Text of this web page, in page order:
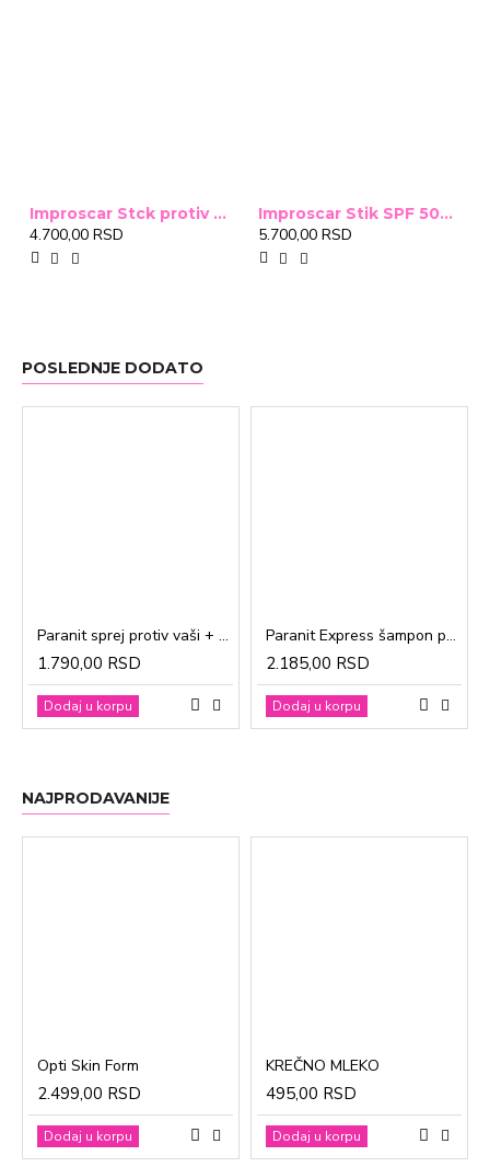
Improscar Stck protiv ožiljaka 4,6g
4.700,00 RSD
Improscar Stik SPF 50+ Conceal 6,9g (tonirani)
5.700,00 RSD
POSLEDNJE DODATO
Paranit sprej protiv vaši + češalj 100ml
1.790,00 RSD
Dodaj u korpu
Paranit Express šampon protiv vaši + češalj 200ml
2.185,00 RSD
Dodaj u korpu
NAJPRODAVANIJE
Opti Skin Form
2.499,00 RSD
Dodaj u korpu
KREČNO MLEKO
495,00 RSD
Dodaj u korpu